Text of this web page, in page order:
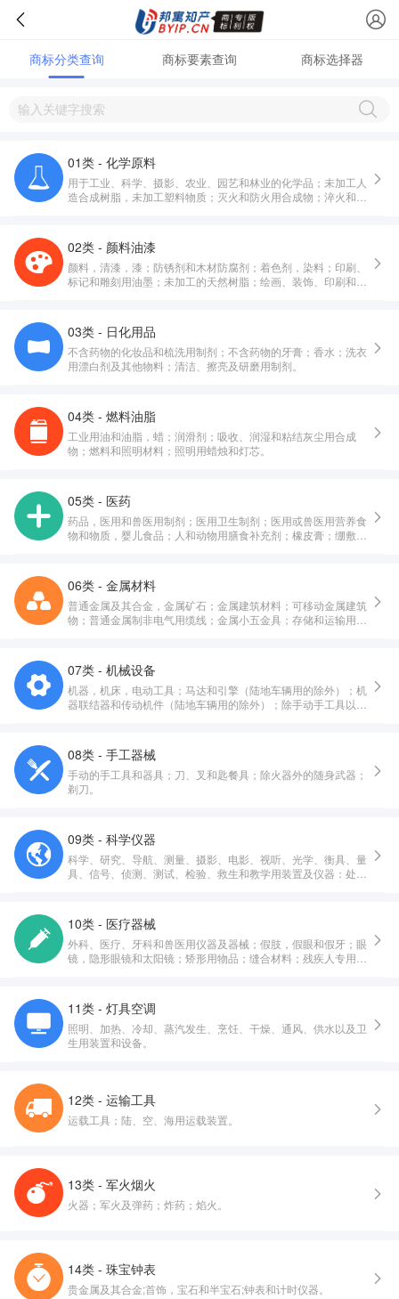
商标分类查询 商标要素查询 商标选择器
01类 - 化学原料
用于工业、科学、摄影、农业、园艺和林业的化学品；未加工人
造合成树脂，未加工塑料物质；灭火和防火用合成物；淬火和焊
02类 - 颜料油漆
颜料，清漆，漆；防锈剂和木材防腐剂；着色剂，染料；印刷、
标记和雕刻用油墨；未加工的天然树脂；绘画、装饰、印刷和艺
03类 - 日化用品
不含药物的化妆品和梳洗用制剂；不含药物的牙膏；香水；洗衣
用漂白剂及其他物料；清洁、擦亮及研磨用制剂。
04类 - 燃料油脂
工业用油和油脂，蜡；润滑剂；吸收、润湿和粘结灰尘用合成
物；燃料和照明材料；照明用蜡烛和灯芯。
05类 - 医药
药品，医用和兽医用制剂；医用卫生制剂；医用或兽医用营养食
物和物质，婴儿食品；人和动物用膳食补充剂；橡皮膏；绷敷材
06类 - 金属材料
普通金属及其合金，金属矿石；金属建筑材料；可移动金属建筑
物；普通金属制非电气用缆线；金属小五金具；存储和运输用金
07类 - 机械设备
机器，机床，电动工具；马达和引擎（陆地车辆用的除外）；机
器联结器和传动机件（陆地车辆用的除外）；除手动手工具以外
08类 - 手工器械
手动的手工具和器具；刀、叉和匙餐具；除火器外的随身武器；
剃刀。
09类 - 科学仪器
科学、研究、导航、测量、摄影、电影、视听、光学、衡具、量
具、信号、侦测、测试、检验、救生和教学用装置及仪器：处
已录制和可下载的多媒体文件，计算机软件，录制和存储用空白
的数字或模拟介质：投币启动设备用机械装置：收银机，计算设
备：计算机和计算机外围设备：潜水服，潜水面罩，潜水用耳
塞，潜水用鼻夹，潜水员手套，潜水呼吸器：灭火设备。
10类 - 医疗器械
外科、医疗、牙科和兽医用仪器及器械；假肢，假眼和假牙；眼
镜，隐形眼镜和太阳镜；矫形用物品；缝合材料；残疾人专用治
11类 - 灯具空调
照明、加热、冷却、蒸汽发生、烹饪、干燥、通风、供水以及卫
生用装置和设备。
12类 - 运输工具
运载工具；陆、空、海用运载装置。
13类 - 军火烟火
火器；军火及弹药；炸药；焰火。
14类 - 珠宝钟表
贵金属及其合金;首饰，宝石和半宝石;钟表和计时仪器。